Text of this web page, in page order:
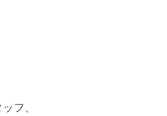
フ、